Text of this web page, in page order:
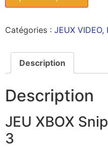
Catégories : JEUX VIDEO,
Description
Description
JEU XBOX
3